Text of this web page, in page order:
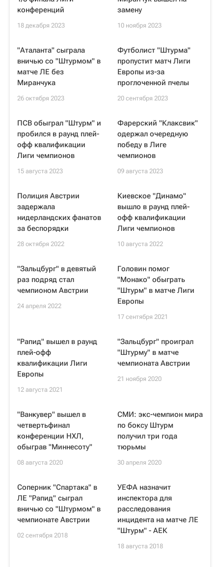
конференций
18 декабря 2023
замену
10 ноября 2023
"Аталанта" сыграла
вничью со "Штурмом" в
матче ЛЕ без
Миранчука
26 октября 2023
Футболист "Штурма"
пропустит матч Лиги
Европы из-за
проглоченной пчелы
20 сентября 2023
ПСВ обыграл "Штурм" и
пробился в раунд плей-
офф квалификации
Лиги чемпионов
15 августа 2023
Фарерский "Клаксвик"
одержал очередную
победу в Лиге
чемпионов
09 августа 2023
Полиция Австрии
задержала
нидерландских фанатов
за беспорядки
28 октября 2022
Киевское "Динамо"
вышло в раунд плей-
офф квалификации
Лиги чемпионов
10 августа 2022
"Зальцбург" в девятый
раз подряд стал
чемпионом Австрии
24 апреля 2022
Головин помог
"Монако" обыграть
"Штурм" в матче Лиги
Европы
17 сентября 2021
"Рапид" вышел в раунд
плей-офф
квалификации Лиги
Европы
12 августа 2021
"Зальцбург" проиграл
"Штурму" в матче
чемпионата Австрии
21 ноября 2020
"Ванкувер" вышел в
четвертьфинал
конференции НХЛ,
обыграв "Миннесоту"
08 августа 2020
СМИ: экс-чемпион мира
по боксу Штурм
получил три года
тюрьмы
30 апреля 2020
Соперник "Спартака" в
ЛЕ "Рапид" сыграл
вничью со "Штурмом" в
чемпионате Австрии
02 сентября 2018
УЕФА назначит
инспектора для
расследования
инцидента на матче ЛЕ
"Штурм" - АЕК
18 августа 2018